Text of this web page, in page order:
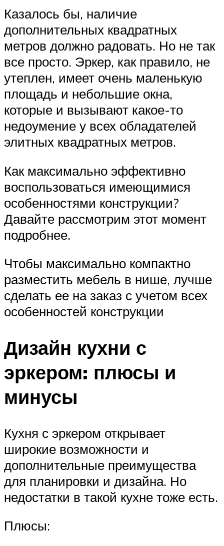
Казалось бы, наличие
дополнительных квадратных
метров должно радовать. Но не так
все просто. Эркер, как правило, не
утеплен, имеет очень маленькую
площадь и небольшие окна,
которые и вызывают какое-то
недоумение у всех обладателей
элитных квадратных метров.
Как максимально эффективно
воспользоваться имеющимися
особенностями конструкции?
Давайте рассмотрим этот момент
подробнее.
Чтобы максимально компактно
разместить мебель в нише, лучше
сделать ее на заказ с учетом всех
особенностей конструкции
Дизайн кухни с
эркером: плюсы и
минусы
Кухня с эркером открывает
широкие возможности и
дополнительные преимущества
для планировки и дизайна. Но
недостатки в такой кухне тоже есть.
Плюсы: